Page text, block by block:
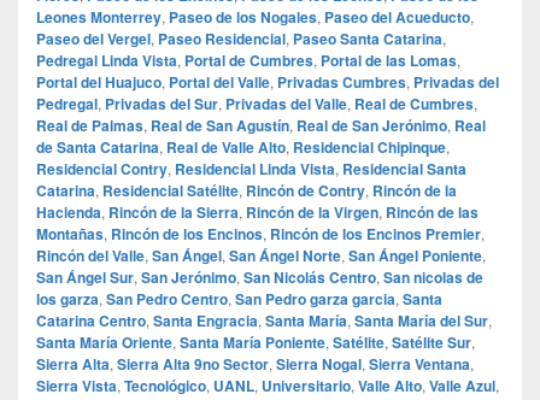
Leones Monterrey, Paseo de los Nogales, Paseo del Acueducto,
Paseo del Vergel, Paseo Residencial, Paseo Santa Catarina,
Pedregal Linda Vista, Portal de Cumbres, Portal de las Lomas,
Portal del Huajuco, Portal del Valle, Privadas Cumbres, Privadas del
Pedregal, Privadas del Sur, Privadas del Valle, Real de Cumbres,
Real de Palmas, Real de San Agustín, Real de San Jerónimo, Real
de Santa Catarina, Real de Valle Alto, Residencial Chipinque,
Residencial Contry, Residencial Linda Vista, Residencial Santa
Catarina, Residencial Satélite, Rincón de Contry, Rincón de la
Hacienda, Rincón de la Sierra, Rincón de la Virgen, Rincón de las
Montañas, Rincón de los Encinos, Rincón de los Encinos Premier,
Rincón del Valle, San Ángel, San Ángel Norte, San Ángel Poniente,
San Ángel Sur, San Jerónimo, San Nicolás Centro, San nicolas de
los garza, San Pedro Centro, San Pedro garza garcia, Santa
Catarina Centro, Santa Engracia, Santa María, Santa María del Sur,
Santa María Oriente, Santa María Poniente, Satélite, Satélite Sur,
Sierra Alta, Sierra Alta 9no Sector, Sierra Nogal, Sierra Ventana,
Sierra Vista, Tecnológico, UANL, Universitario, Valle Alto, Valle Azul,